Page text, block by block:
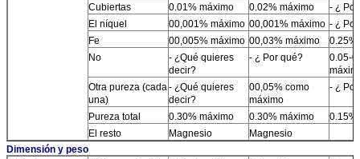
Cubiertas
0.01% máximo 0.02% máximo
- ¿
El níquel
00,001% máximo 00,001% máximo - ¿
Fe
00,005% máximo 00,03% máximo
0.25%
No
- ¿Qué quieres
decir?
- ¿ Por qué?
0.05-
Otra pureza (cada
una)
- ¿Qué quieres
decir?
00,05% como
máximo
- ¿
Pureza total 0.30% máximo 0.30% máximo
0.15%
El resto
Magnesio
Magnesio
Dimensión y peso